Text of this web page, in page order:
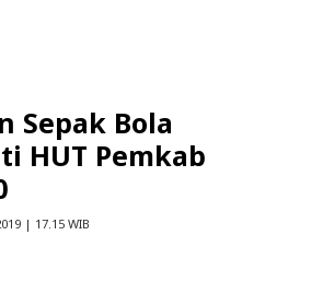
Sepak Bola
HUT Pemkab
| 17.15 WIB